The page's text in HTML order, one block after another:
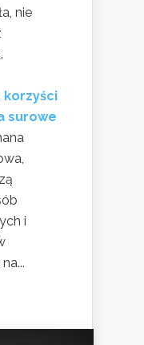
nie
korzyści
surowe
i